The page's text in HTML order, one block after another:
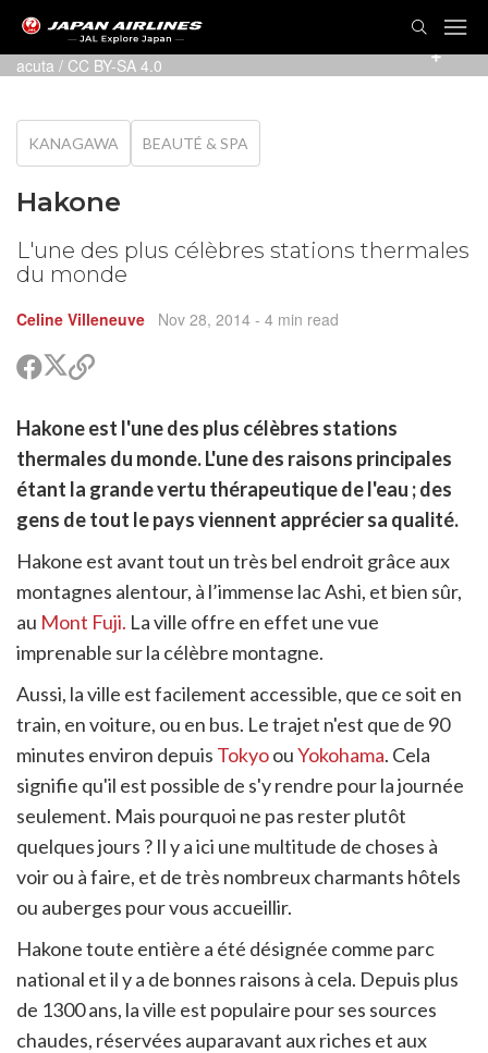
Photo présentée par Mt. Fuji from Hakone –
acuta / CC BY-SA 4.0
KANAGAWA BEAUTÉ & SPA
Hakone
L'une des plus célèbres stations thermales
du monde
Celine Villeneuve Nov 28, 2014 - 4 min read
PartagerPartager
sur
Copier
pour
partager
Hakone est l'une des plus célèbres stations
thermales du monde. L'une des raisons principales
étant la grande vertu thérapeutique de l'eau ; des
gens de tout le pays viennent apprécier sa qualité.
Hakone est avant tout un très bel endroit grâce aux
montagnes alentour, à l’immense lac Ashi, et bien sûr,
au Mont Fuji. La ville offre en effet une vue
imprenable sur la célèbre montagne.
Aussi, la ville est facilement accessible, que ce soit en
train, en voiture, ou en bus. Le trajet n'est que de 90
minutes environ depuis TokyoouYokohama. Cela
signifie qu'il est possible de s'y rendre pour la journée
seulement. Mais pourquoi ne pas rester plutôt
quelques jours ? Il y a ici une multitude de choses à
voir ou à faire, et de très nombreux charmants hôtels
ou auberges pour vous accueillir.
Hakone toute entière a été désignée comme parc
national et il y a de bonnes raisons à cela. Depuis plus
de 1300 ans, la ville est populaire pour ses sources
chaudes, réservées auparavant aux riches et aux